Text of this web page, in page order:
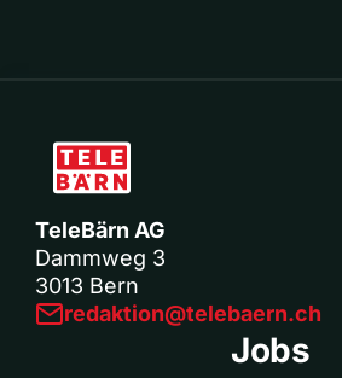
TeleBärn AG
Dammweg 3
3013 Bern
redaktion@telebaern.ch
Jobs